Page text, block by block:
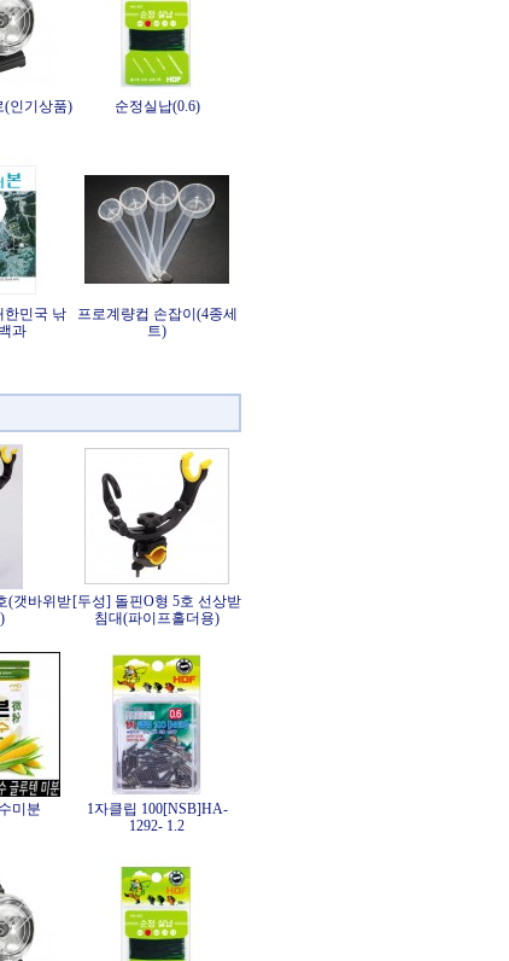
인기상품) 순정실납(0.6)
한민국 낚
과
프로계량컵 손잡이(4종세
트)
(갯바위받[두성] 돌핀O형 5호 선상받
침대(파이프홀더용)
미분
1자클립 100[NSB]HA-
1292- 1.2